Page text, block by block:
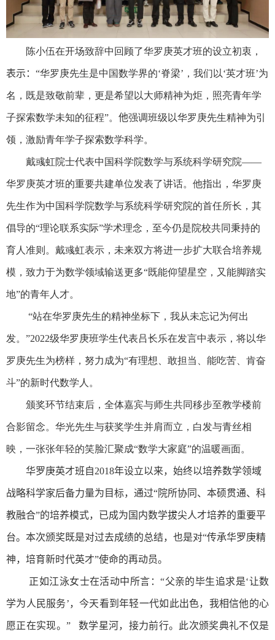
陈小伍在开场致辞中回顾了华罗庚英才班的设立初衷，
表示： “华罗庚先生是中国数学界的‘脊梁’，我们以‘英才班’为
名，既是致敬前辈，更是希望以大师精神为炬，照亮青年学
子探索数学未知的征程”。 他强调班级以华罗庚先生精神为引
领，激励青年学子探索数学科学。
戴彧虹院士代表中国科学院数学与系统科学研究院——
华罗庚英才班的重要共建单位发表了讲话。他指出，华罗庚
先生作为中国科学院数学与系统科学研究院的首任所长，其
倡导的“理论联系实际”学术理念，至今仍是院校共同秉持的
育人准则。戴彧虹表示，未来双方将进一步扩大联合培养规
模，致力于为数学领域输送更多“既能仰望星空，又能脚踏实
地”的青年人才。
“站在华罗庚先生的精神坐标下，我从未忘记为何出
发。”2022级华罗庚班学生代表吕长乐在发言中表示，将以华
罗庚先生为榜样，努力成为“有理想、敢担当、能吃苦、肯奋
斗”的新时代数学人。
颁奖环节结束后，全体嘉宾与师生共同移步至教学楼前
合影留念。华光先生与获奖学生并肩而立，白发与青丝相
映，一张张年轻的笑脸汇聚成“数学大家庭”的温暖画面。
华罗庚英才班自2018年设立以来，始终以培养数学领域
战略科学家后备力量为目标，通过“院所协同、本硕贯通、科
教融合”的培养模式，已成为国内数学拔尖人才培养的重要平
台。本次颁奖既是对过去成绩的总结，也是对“传承华罗庚精
神，培育新时代英才”使命的再动员。
正如江泳女士在活动中所言：“父亲的毕生追求是‘让数
学为人民服务’，今天看到年轻一代如此出色，我相信他的心
愿正在实现。” 数学星河，接力前行。此次颁奖典礼不仅是